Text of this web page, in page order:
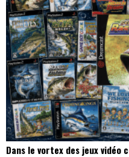
Dans le vortex des jeux vidéo